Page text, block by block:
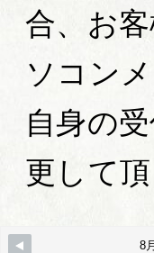
合、お
ソコン
自身の
更して
8